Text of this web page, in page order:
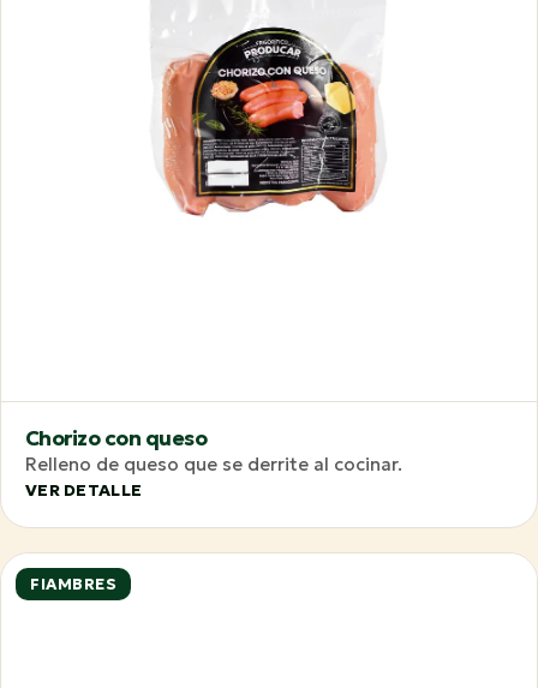
Chorizo con queso
Relleno de queso que se derrite al cocinar.
VER DETALLE
FIAMBRES